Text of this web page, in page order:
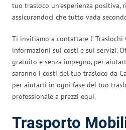
tuo trasloco un’esperienza positiva,
assicurandoci che tutto vada
Ti invitiamo a contattare l’
informazioni sui costi e sui servizi.
gratuito e senza impegno, per
saranno i costi del tuo trasloco da
per aiutarti in ogni fase del tuo
professionale a prezzi equi.
Trasporto